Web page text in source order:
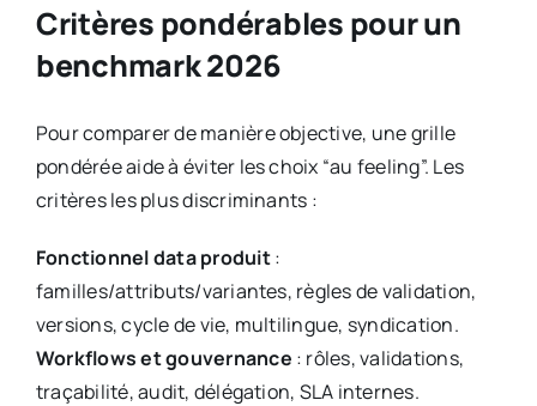
Critères pondérables pour un
benchmark 2026
Pour comparer de manière objective, une grille
pondérée aide à éviter les choix “au feeling”. Les
critères les plus discriminants :
Fonctionnel data produit:
familles/attributs/variantes, règles de validation,
versions, cycle de vie, multilingue, syndication.
Workflows et gouvernance : rôles, validations,
traçabilité, audit, délégation, SLA internes.